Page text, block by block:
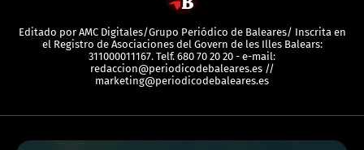
Editado por AMC Digitales/Grupo Periódico de Baleares/ Inscrita en
el Registro de Asociaciones del Govern de les Illes Balears:
311000011167. Telf. 680 70 20 20 - e-mail:
redaccion@periodicodebaleares.es //
marketing@periodicodebaleares.es